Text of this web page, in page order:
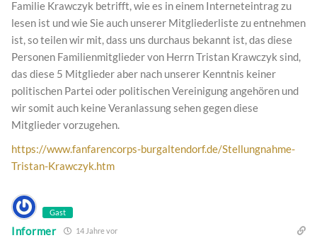
Familie Krawczyk betrifft, wie es in einem Interneteintrag zu
lesen ist und wie Sie auch unserer Mitgliederliste zu entnehmen
ist, so teilen wir mit, dass uns durchaus bekannt ist, das diese
Personen Familienmitglieder von Herrn Tristan Krawczyk sind,
das diese 5 Mitglieder aber nach unserer Kenntnis keiner
politischen Partei oder politischen Vereinigung angehören und
wir somit auch keine Veranlassung sehen gegen diese
Mitglieder vorzugehen.
https://www.fanfarencorps-burgaltendorf.de/Stellungnahme-
Tristan-Krawczyk.htm
Gast
Informer 14 Jahre vor